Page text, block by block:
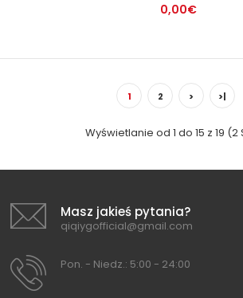
0,00€
1 2 > >|
Wyświetlanie od 1 do 15 z 19 (2
Masz jakieś pytania?
qiqiygofficial@gmail.com
Pon. - Niedz.: 5:00 - 24:00